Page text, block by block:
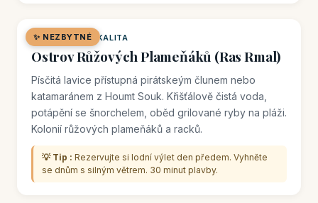
✨ NEZBYTNÉ
🌿 PŘÍRODNÍ LOKALITA
Ostrov Růžových Plameňáků (Ras Rmal)
Písčitá lavice přístupná pirátskeým člunem nebo
katamaránem z Houmt Souk. Křišťálově čistá voda,
potápění se šnorchelem, oběd grilované ryby na pláži.
Kolonií růžových plameňáků a racků.
💡 Tip : Rezervujte si lodní výlet den předem. Vyhněte
se dnům s silným větrem. 30 minut plavby.